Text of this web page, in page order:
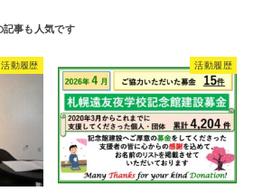
活動履歴 活動履歴